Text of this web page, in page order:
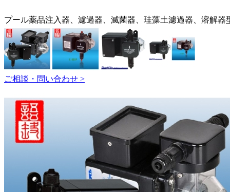
プール薬品注入器、濾過器、滅菌器、珪藻土濾過器、溶解器
ご相談・問い合わせ >